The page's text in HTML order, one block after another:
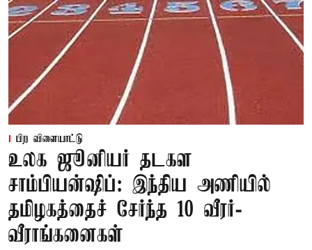
பிற விளையாட்டு
உலக ஜூனியர் தடகள
சாம்பியன்ஷிப்: இந்திய அணியில்
தமிழகத்தைச் சேர்ந்த 10 வீரர்-
வீராங்கனைகள்